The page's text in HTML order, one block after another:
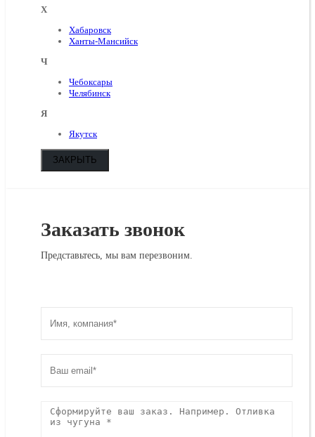
Х
Хабаровск
Ханты-Мансийск
Ч
Чебоксары
Челябинск
Я
Якутск
ЗАКРЫТЬ
Заказать звонок
Представьтесь, мы вам перезвоним.